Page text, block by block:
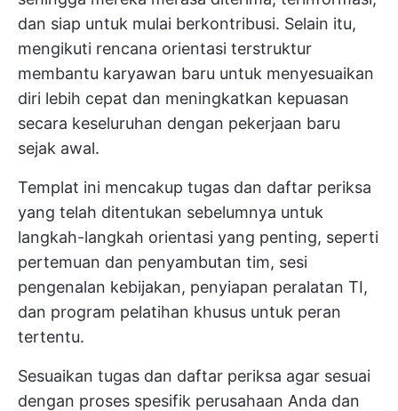
dan siap untuk mulai berkontribusi. Selain itu,
mengikuti rencana orientasi terstruktur
membantu karyawan baru untuk menyesuaikan
diri lebih cepat dan meningkatkan kepuasan
secara keseluruhan dengan pekerjaan baru
sejak awal.
Templat ini mencakup tugas dan daftar periksa
yang telah ditentukan sebelumnya untuk
langkah-langkah orientasi yang penting, seperti
pertemuan dan penyambutan tim, sesi
pengenalan kebijakan, penyiapan peralatan TI,
dan program pelatihan khusus untuk peran
tertentu.
Sesuaikan tugas dan daftar periksa agar sesuai
dengan proses spesifik perusahaan Anda dan